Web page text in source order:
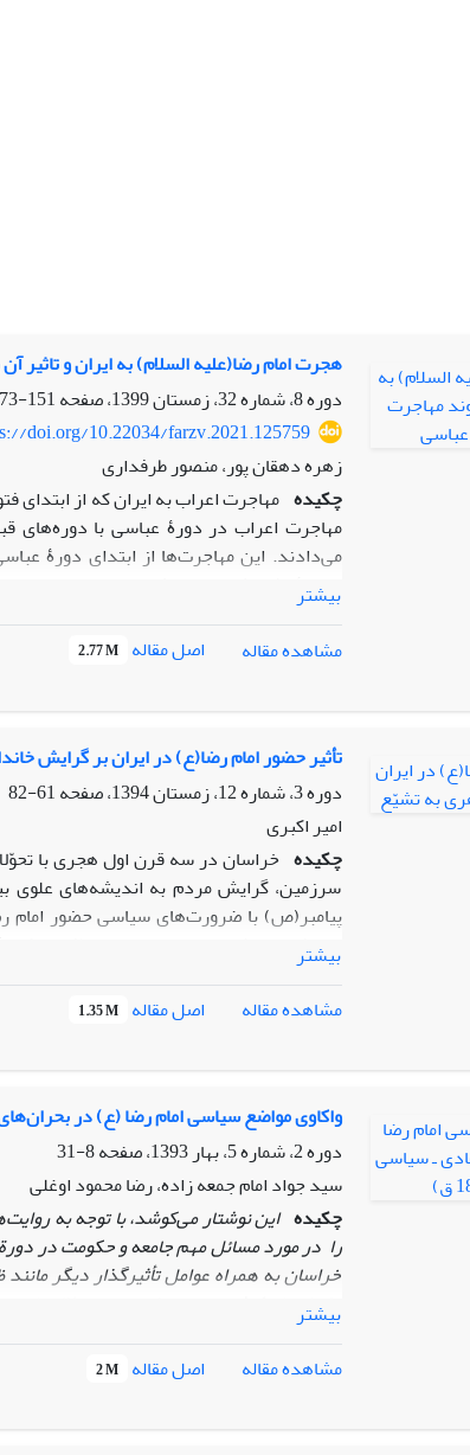
هجرت امام رضا(علیه السلام) به ایران و تاثیر
دوره 8، شماره 32، زمستان 1399، صفحه
151-173
doi.org/10.22034/farzv.2021.125759
زهره دهقان پور، منصور طرفداری
چکیده مهاجرت اعراب به ایران که از ابتدای
مهاجرت اعراب در دورۀ عباسی با دوره‌های
می‌دادند. این مهاجرت‌ها از ابتدای دورۀ
مسئلۀ پژوهش حاضر تاثیر هجرت و
پژوهش آن است که مهاجرت امام رضا(ع) چه
گویای تاثیر بسیار هجرت امام رضا(ع) بر
ایران در دو دوره و به دو صورت یعنی
پژوهش، توصیفی‌تحلیلی و شیوۀ گردآوری
انساب، فرق و مآخذ و تحقیقات جدید است.
امامیه، به کتاب‌های فرقه زیدیه نیز استناد شود.
بیشتر
مشاهده مقاله
اصل مقاله 2.77 M
تأثیر حضور امام رضا(ع) در ایران بر گرایش
دوره 3، شماره 12، زمستان 1394، صفحه
61-82
امیر اکبری
چکیده خراسان در سه قرن اول هجری با
سرزمین، گرایش مردم به اندیشه‌های علوی
پیامبر(ص) با ضرورت‌های سیاسی حضور امام
اندیشه‌های شیعی بود و تریبون خلافت
حضور امام در خراسان را بیشتر می‌توان در
بیشتر سیره امام، خود سبب جلب حمایت
خراسان را بر عهده گرفتند، بی‌شک تحت
در این خصوص اهمّیت تأثیرگذاری در جلب توجه
بیشتر
مشاهده مقاله
اصل مقاله 1.35 M
واکاوی مواضع سیاسی امام رضا (ع) در بحران‌های
دوره 2، شماره 5، بهار 1393، صفحه
8-31
سید جواد امام جمعه زاده، رضا محمود اوغلی
چکیده این نوشتار می‌کوشد، با توجه به
را در مورد مسائل مهم جامعه و حکومت در دورة بحرانی (203-183 ق) بررسی کند. مقولة
خراسان به همراه عوامل تأثیرگذار دیگر
علویان باعث شده بود در این دوره سؤا‌ل‌ها
می‌طلبید. پاسخ‌ها و راهکارهایی که می‌بایست
اسلامی، دفاع از حقانیت ولایت امامان، تشکیل
در مباحثه‌ها و مناظره‌ها و توجه به سطح فهم
بیشتر
مشاهده مقاله
اصل مقاله 2 M